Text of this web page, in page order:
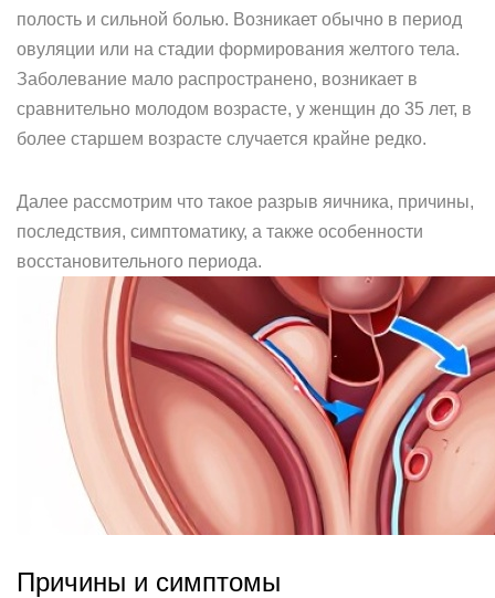
полость и сильной болью. Возникает обычно в период
овуляции или на стадии формирования желтого тела.
Заболевание мало распространено, возникает в
сравнительно молодом возрасте, у женщин до 35 лет, в
более старшем возрасте случается крайне редко.
Далее рассмотрим что такое разрыв яичника, причины,
последствия, симптоматику, а также особенности
восстановительного периода.
Причины и симптомы